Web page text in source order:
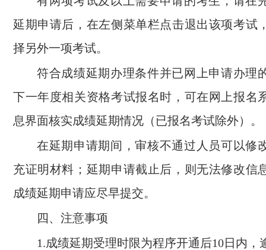
延期申请后，在左侧菜单栏点击退出该项考试
择另外一项考试。
符合成绩延期办理条件并已网上申请办理
下一年度相关资格考试报名时，可在网上报名
息界面核实成绩延期情况（已报名考试除外）。
在延期申请期间，审核不通过人员可以修
充证明材料；延期申请截止后，则无法修改信
成绩延期申请应尽早提交。
四、注意事项
1.成绩延期受理时限为程序开通后10日内，